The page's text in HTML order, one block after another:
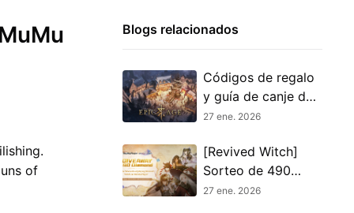
of
Blogs relacionados
Códigos de regalo
y guía de canje de
Epic Age (enero de
27 ene. 2026
[Revived Witch]
Sorteo de 490
diamantes
27 ene. 2026